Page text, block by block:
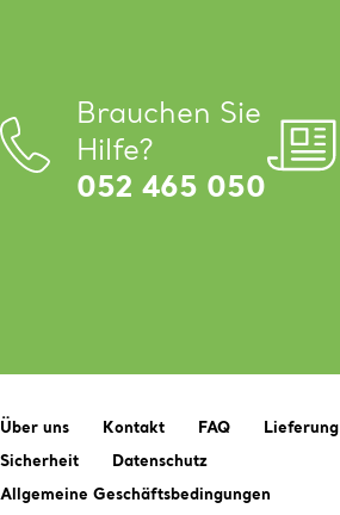
Brauchen Sie
Hilfe?
052 465 050
Über uns Kontakt FAQ
Lieferung
Sicherheit
Datenschutz
Allgemeine Geschäftsbedingungen